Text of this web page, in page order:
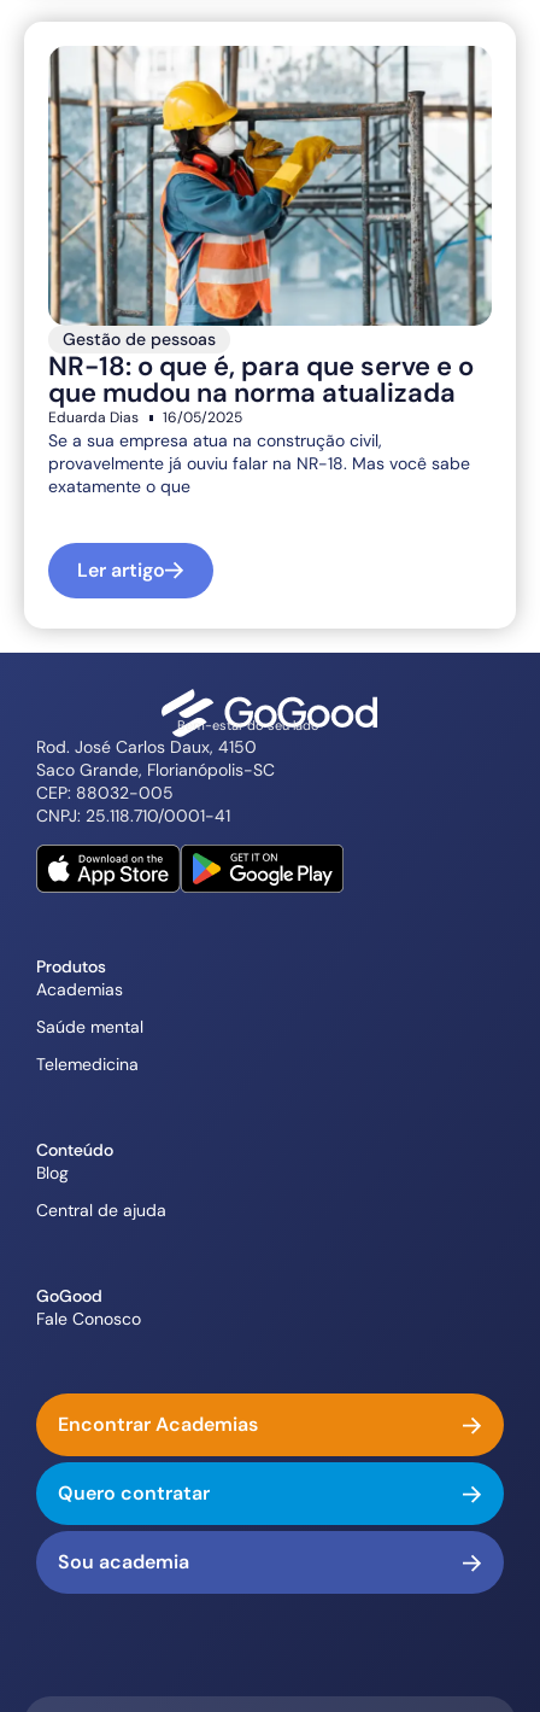
Gestão de pessoas
NR-18: o que é, para que serve e o
que mudou na norma atualizada
Eduarda Dias 16/05/2025
Se a sua empresa atua na construção civil,
provavelmente já ouviu falar na NR-18. Mas você sabe
exatamente o que
Ler artigo
Bem-estar do seu lado
Rod. José Carlos Daux, 4150
Saco Grande, Florianópolis-SC
CEP: 88032-005
CNPJ: 25.118.710/0001-41
Produtos
Academias
Saúde mental
Telemedicina
Conteúdo
Blog
Central de ajuda
GoGood
Fale Conosco
Encontrar Academias
Quero contratar
Sou academia